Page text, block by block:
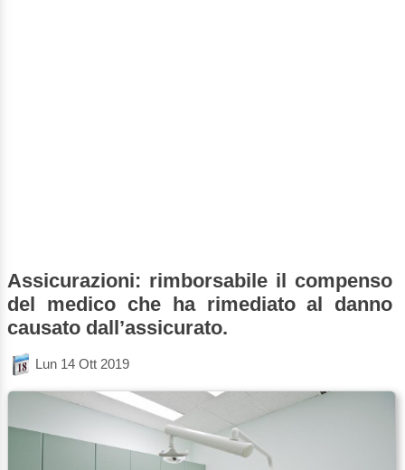
Assicurazioni: rimborsabile il compenso
del medico che ha rimediato al danno
causato dall’assicurato.
Lun 14 Ott 2019